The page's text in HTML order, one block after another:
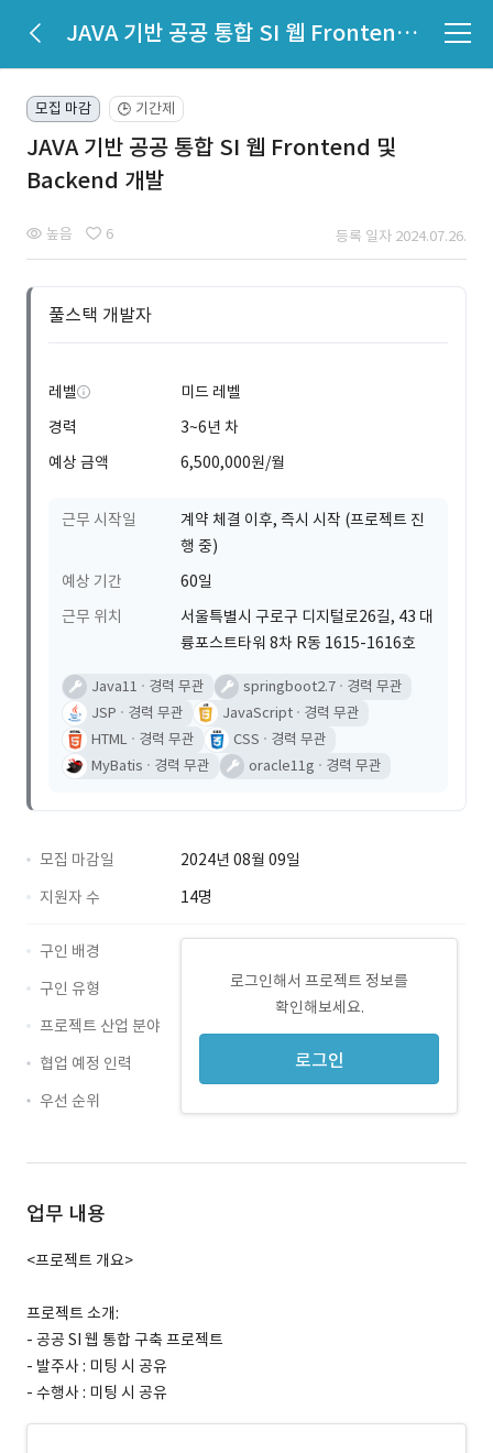
JAVA 기반 공공 통합 SI 웹 Frontend 및 Backend 개발
모집 마감 🕒 기간제
JAVA 기반 공공 통합 SI 웹 Frontend 및
Backend 개발
높음 6 등록 일자 2024.07.26.
풀스택 개발자
레벨
미드 레벨
경력
3~6년 차
예상 금액
6,500,000원/월
근무 시작일
계약 체결 이후, 즉시 시작 (프로젝트 진
행 중)
예상 기간
60일
근무 위치
서울특별시 구로구 디지털로26길, 43 대
륭포스트타워 8차 R동 1615-1616호
Java11 경력 무관 springboot2.7
경력 무관
JSP
경력 무관 JavaScript
경력 무관
HTML
경력 무관 CSS
경력 무관
MyBatis
경력 무관 oracle11g 경력 무관
모집 마감일
2024년 08월 09일
지원자 수
14명
로그인해서 프로젝트 정보를
확인해보세요.
로그인
구인 배경
구인 유형
프로젝트 산업 분야
협업 예정 인력
우선 순위
업무 내용
<프로젝트 개요>
프로젝트 소개:
- 공공 SI 웹 통합 구축 프로젝트
- 발주사 : 미팅 시 공유
- 수행사 : 미팅 시 공유